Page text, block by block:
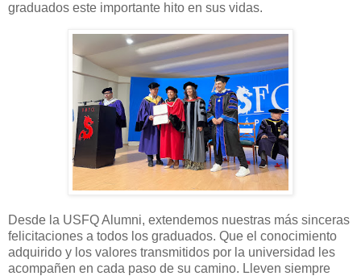
graduados este importante hito en sus vidas.
Desde la USFQ Alumni, extendemos nuestras más sinceras
felicitaciones a todos los graduados. Que el conocimiento
adquirido y los valores transmitidos por la universidad les
acompañen en cada paso de su camino. Lleven siempre